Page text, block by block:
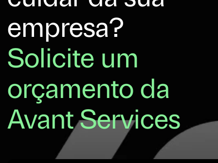
empresa?
Solicite um
orçamento da
Avant Services